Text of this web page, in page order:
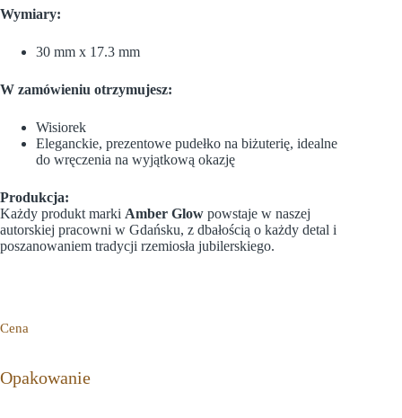
Wymiary:
30 mm x 17.3 mm
W zamówieniu otrzymujesz:
Wisiorek
Eleganckie, prezentowe pudełko na biżuterię, idealne
do wręczenia na wyjątkową okazję
Produkcja:
Każdy produkt marki Amber Glow powstaje w naszej
autorskiej pracowni w Gdańsku, z dbałością o każdy detal i
poszanowaniem tradycji rzemiosła jubilerskiego.
Cena
Opakowanie